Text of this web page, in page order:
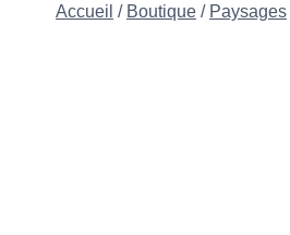
Accueil / Boutique / Paysages